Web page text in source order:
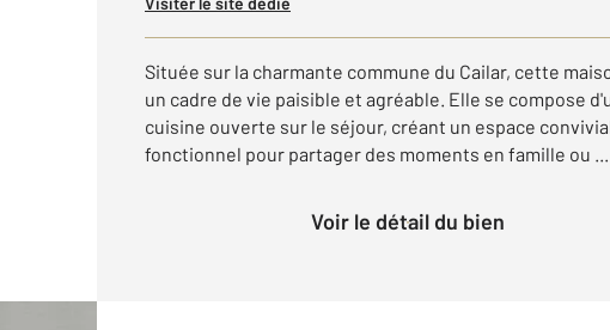
Située sur la charmante commune du Cailar, cette
un cadre de vie paisible et agréable. Elle se compose
cuisine ouverte sur le séjour, créant un espace
fonctionnel pour partager des moments en famille ou ...
Voir le détail du bien